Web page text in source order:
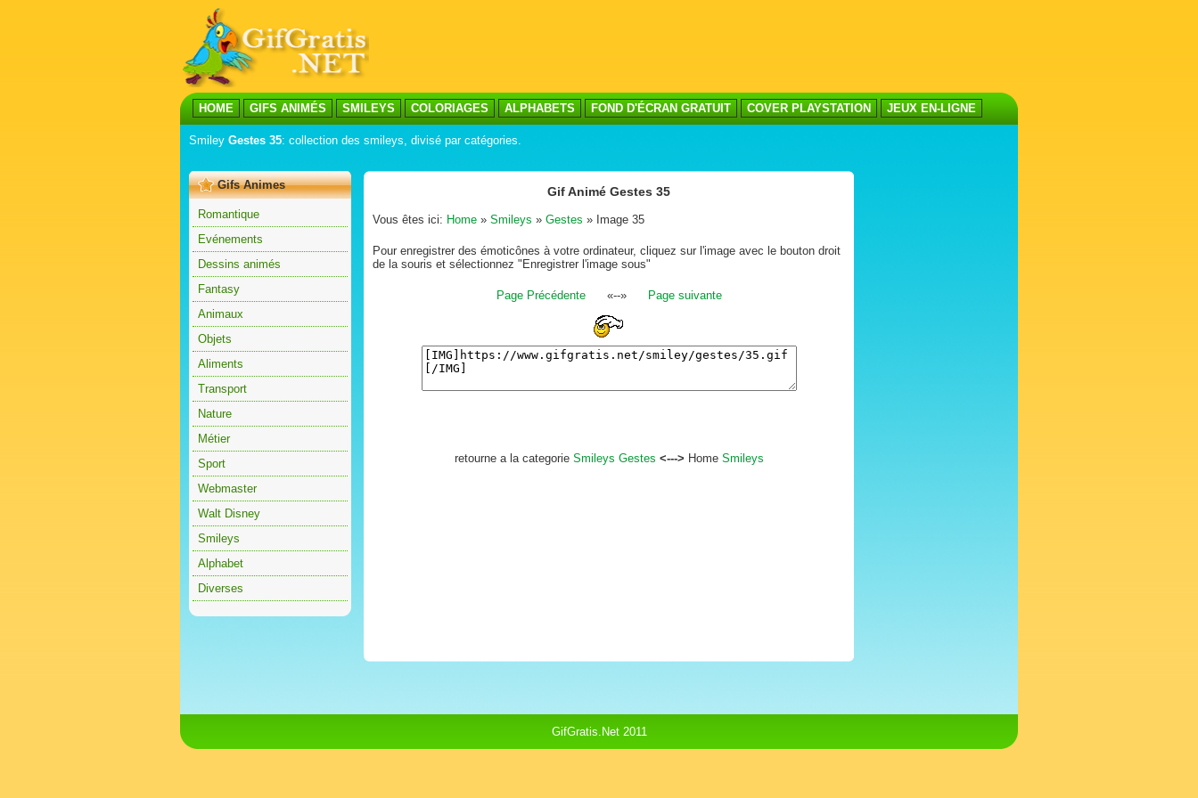
HOME GIFS ANIMÉS SMILEYS COLORIAGES ALPHABETS FOND D'ÉCRAN GRATUIT COVER PLAYSTATION JEUX EN-LIGNE
Smiley Gestes 35: collection des smileys, divisé par catégories.
Gifs Animes
Romantique
Evénements
Dessins animés
Fantasy
Animaux
Objets
Aliments
Transport
Nature
Métier
Sport
Webmaster
Walt Disney
Smileys
Alphabet
Diverses
Gif Animé Gestes 35
Vous êtes ici: Home » Smileys » Gestes » Image 35
Pour enregistrer des émoticônes à votre ordinateur, cliquez sur l'image avec le bouton droit
de la souris et sélectionnez "Enregistrer l'image sous"
Page Précédente«--» Page suivante
retourne a la categorie Smileys Gestes <---> Home Smileys
GifGratis.Net 2011